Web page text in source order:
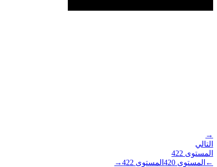
→
التالي
المستوى 422
← المستوى 420 المستوى 422
→